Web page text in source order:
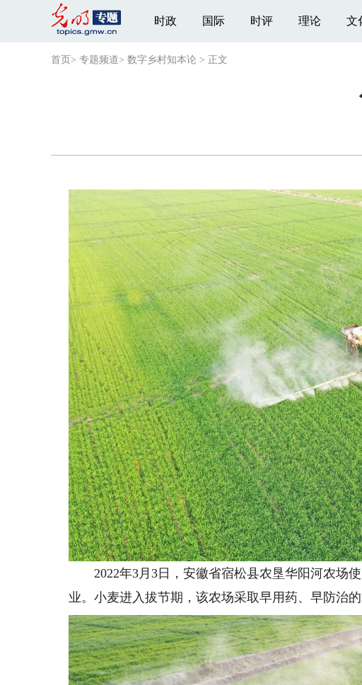
时政 国际 时评 理论 文
首页 > 专题频道> 数字乡村知本论 > 正文
2022年3月3日，安徽省宿松县农垦华阳河农场
业。小麦进入拔节期，该农场采取早用药、早防治